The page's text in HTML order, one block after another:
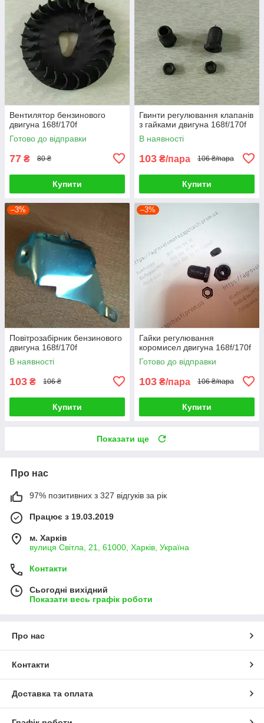
Вентилятор бензинового
двигуна 168f/170f
Готово до відправки
77 ₴ 80 ₴
Купити
Гвинти регулювання клапанів
з гайками двигуна 168f/170f
В наявності
103 ₴/пара 106 ₴/пара
Купити
–3%
Повітрозабірник бензинового
двигуна 168f/170f
В наявності
103 ₴ 106 ₴
Купити
–3%
Гайки регулювання
коромисел двигуна 168f/170f
Готово до відправки
103 ₴/пара 106 ₴/пара
Купити
Показати ще
Про нас
97% позитивних з 327 відгуків за рік
Працює з 19.03.2019
м. Харків
вулиця Світла, 21, 61000, Харків, Україна
Контакти
Сьогодні вихідний
Показати весь графік роботи
Про нас
Контакти
Доставка та оплата